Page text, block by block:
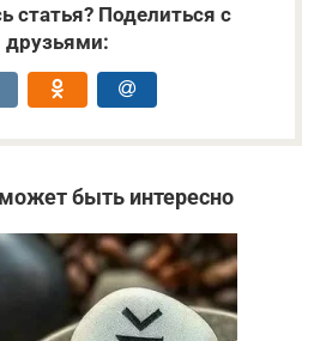
статья? Поделиться с
друзьями:
быть интересно